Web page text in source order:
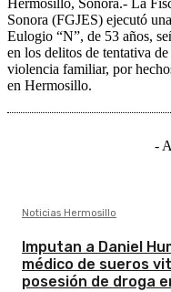
Hermosillo, Sonora.- La
Sonora (FGJES) ejecutó
Eulogio “N”, de 53 años,
en los delitos de tentativa
violencia familiar, por
en Hermosillo.
-
Noticias Hermosillo
Imputan a Daniel
médico de sueros
posesión de droga